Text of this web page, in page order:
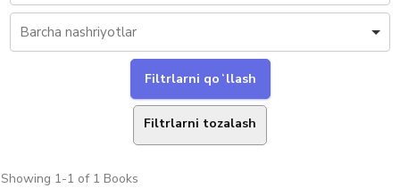
Filtrlarni tozalash
Showing 1-1 of 1 Books